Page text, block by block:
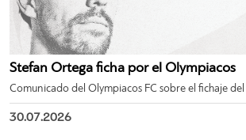
Stefan Ortega ficha por el Olympiacos
Comunicado del Olympiacos FC sobre el fichaje
30.07.2026